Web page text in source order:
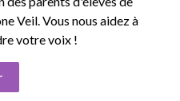
Veil. Vous nous aidez à
votre voix !